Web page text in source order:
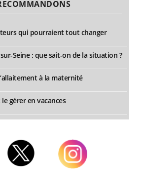
qui pourraient tout changer
Seine : que sait-on de la situation ?
à la maternité
gérer en vacances